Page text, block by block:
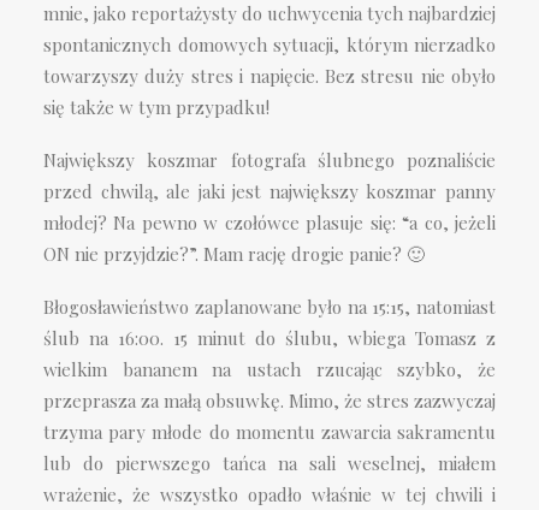
mnie, jako reportażysty do uchwycenia tych najbardziej
spontanicznych domowych sytuacji, którym nierzadko
towarzyszy duży stres i napięcie. Bez stresu nie obyło
się także w tym przypadku!
Największy koszmar fotografa ślubnego poznaliście
przed chwilą, ale jaki jest największy koszmar panny
młodej? Na pewno w czołówce plasuje się: “a co, jeżeli
ON nie przyjdzie?”. Mam rację drogie panie? 🙂
Błogosławieństwo zaplanowane było na 15:15, natomiast
ślub na 16:00. 15 minut do ślubu, wbiega Tomasz z
wielkim bananem na ustach rzucając szybko, że
przeprasza za małą obsuwkę. Mimo, że stres zazwyczaj
trzyma pary młode do momentu zawarcia sakramentu
lub do pierwszego tańca na sali weselnej, miałem
wrażenie, że wszystko opadło właśnie w tej chwili i